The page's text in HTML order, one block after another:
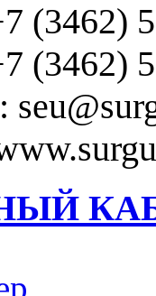
(3462)
(3462)